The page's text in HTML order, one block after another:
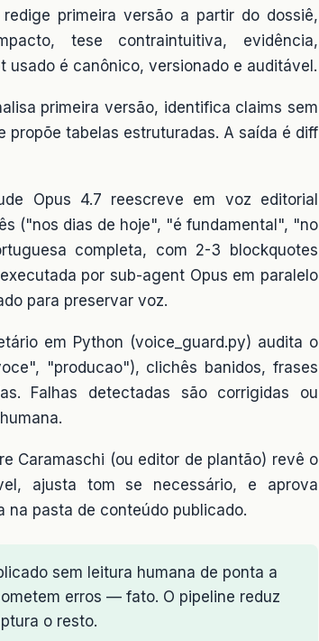
redige primeira versão a partir do dossiê,
tese contraintuitiva, evidência,
usado é canônico, versionado e auditável.
primeira versão, identifica claims sem
tabelas estruturadas. A saída é diff
Opus 4.7 reescreve em voz editorial
("nos dias de hoje", "é fundamental", "no
completa, com 2-3 blockquotes
por sub-agent Opus em paralelo
para preservar voz.
em Python (voice_guard.py) audita o
"producao"), clichês banidos, frases
Falhas detectadas são corrigidas ou
Caramaschi (ou editor de plantão) revê o
ajusta tom se necessário, e aprova
na pasta de conteúdo publicado.
sem leitura humana de ponta a
erros — fato. O pipeline reduz
o resto.